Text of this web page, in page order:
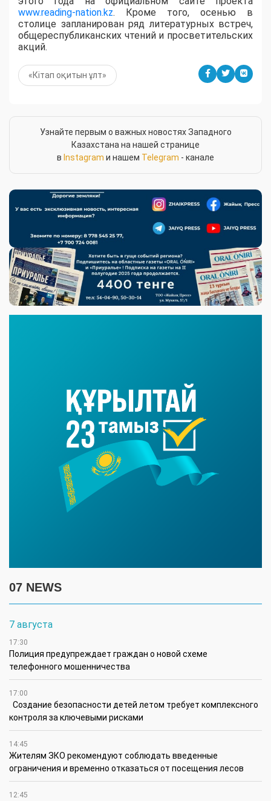
www.reading-nation.kz. Кроме того, осенью в
столице запланирован ряд литературных встреч,
общереспубликанских чтений и просветительских
акций.
«Кітап оқитын ұлт»
Узнайте первым о важных новостях Западного
Казахстана на нашей странице
в Instagram и нашем Telegram - канале
07 NEWS
7 августа
17:30
Полиция предупреждает граждан о новой схеме
телефонного мошенничества
17:00
Создание безопасности детей летом требует комплексного
контроля за ключевыми рисками
14:45
Жителям ЗКО рекомендуют соблюдать введенные
ограничения и временно отказаться от посещения лесов
12:45